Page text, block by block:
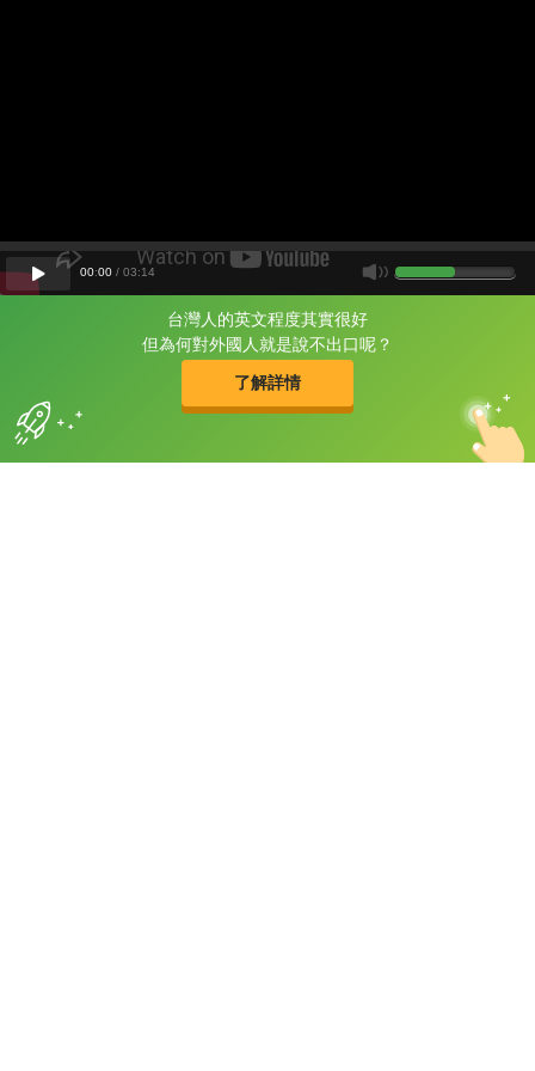
台灣人的英文程度其實很好
但為何對外國人就是說不出口呢？
了解詳情
片尾有
攻其不背
的品牌故事
00:00 / 03:14